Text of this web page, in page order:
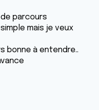
parcours
mais je veux
bonne à entendre..